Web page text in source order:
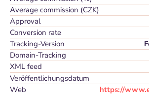
Average commission (CZK)
Approval
Conversion rate
Tracking-Version
Domain-Tracking
XML feed
Veröffentlichungsdatum
Web
https://